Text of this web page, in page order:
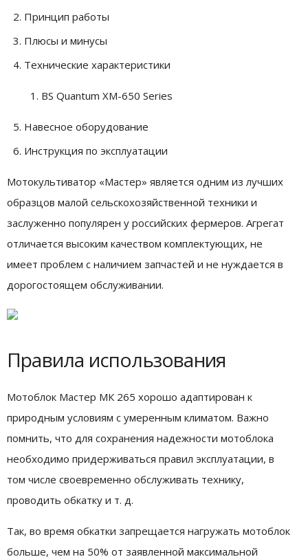
Принцип работы
Плюсы и минусы
Технические характеристики
BS Quantum XM-650 Series
Навесное оборудование
Инструкция по эксплуатации
Мотокультиватор «Мастер» является одним из лучших
образцов малой сельскохозяйственной техники и
заслуженно популярен у российских фермеров. Агрегат
отличается высоким качеством комплектующих, не
имеет проблем с наличием запчастей и не нуждается в
дорогостоящем обслуживании.
Правила использования
Мотоблок Мастер МК 265 хорошо адаптирован к
природным условиям с умеренным климатом. Важно
помнить, что для сохранения надежности мотоблока
необходимо придерживаться правил эксплуатации, в
том числе своевременно обслуживать технику,
проводить обкатку и т. д.
Так, во время обкатки запрещается нагружать мотоблок
больше, чем на 50% от заявленной максимальной